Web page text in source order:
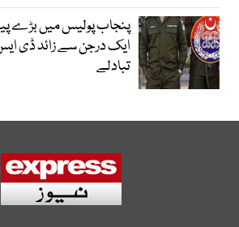
پنجاب پولیس میں بڑے
ایک درجن سے زائد ڈی ایس
تبادلے